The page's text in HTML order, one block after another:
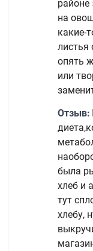
районе
на
какие-
листья
опять
или
Отзыв:
была
хлеб и
тут
хлебу,